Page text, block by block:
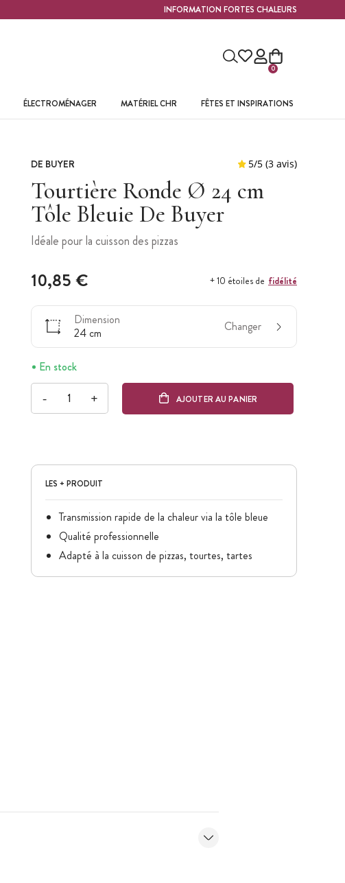
INFORMATION FORTES CHALEURS
0
ÉLECTROMÉNAGER MATÉRIEL CHR FÊTES ET INSPIRATIONS
DE BUYER
Tourtière Ronde Ø 24 cm
Tôle Bleuie De Buyer
Idéale pour la cuisson des pizzas
10,85 € + 10 étoiles de fidélité
Dimension
24 cm
Changer
En stock
- + AJOUTER AU PANIER
LES + PRODUIT
Transmission rapide de la chaleur via la tôle bleue
Qualité professionnelle
Adapté à la cuisson de pizzas, tourtes, tartes